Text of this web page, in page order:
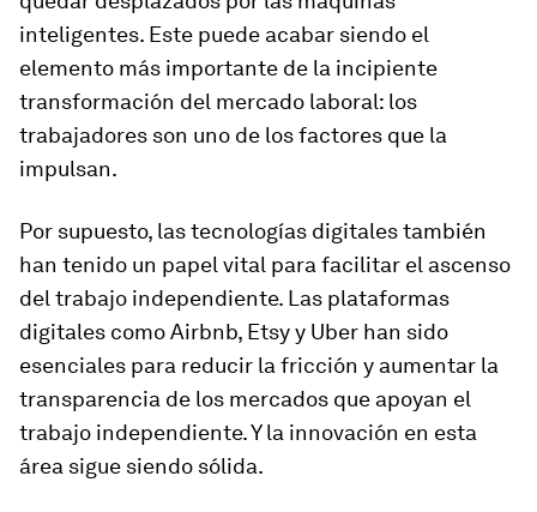
inteligentes. Este puede acabar siendo el
elemento más importante de la incipiente
transformación del mercado laboral: los
trabajadores son uno de los factores que la
impulsan.
Por supuesto, las tecnologías digitales también
han tenido un papel vital para facilitar el ascenso
del trabajo independiente. Las plataformas
digitales como Airbnb, Etsy y Uber han sido
esenciales para reducir la fricción y aumentar la
transparencia de los mercados que apoyan el
trabajo independiente. Y la innovación en esta
área sigue siendo sólida.